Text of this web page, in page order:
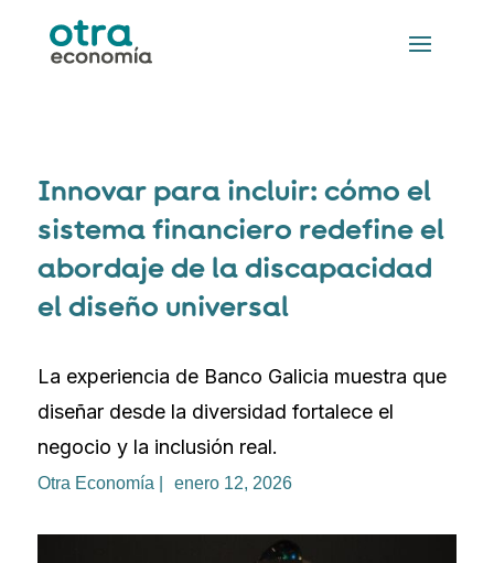
Innovar para incluir: cómo el
sistema financiero redefine el
abordaje de la discapacidad
el diseño universal
La experiencia de Banco Galicia muestra que
diseñar desde la diversidad fortalece el
negocio y la inclusión real.
Otra Economía | enero 12, 2026